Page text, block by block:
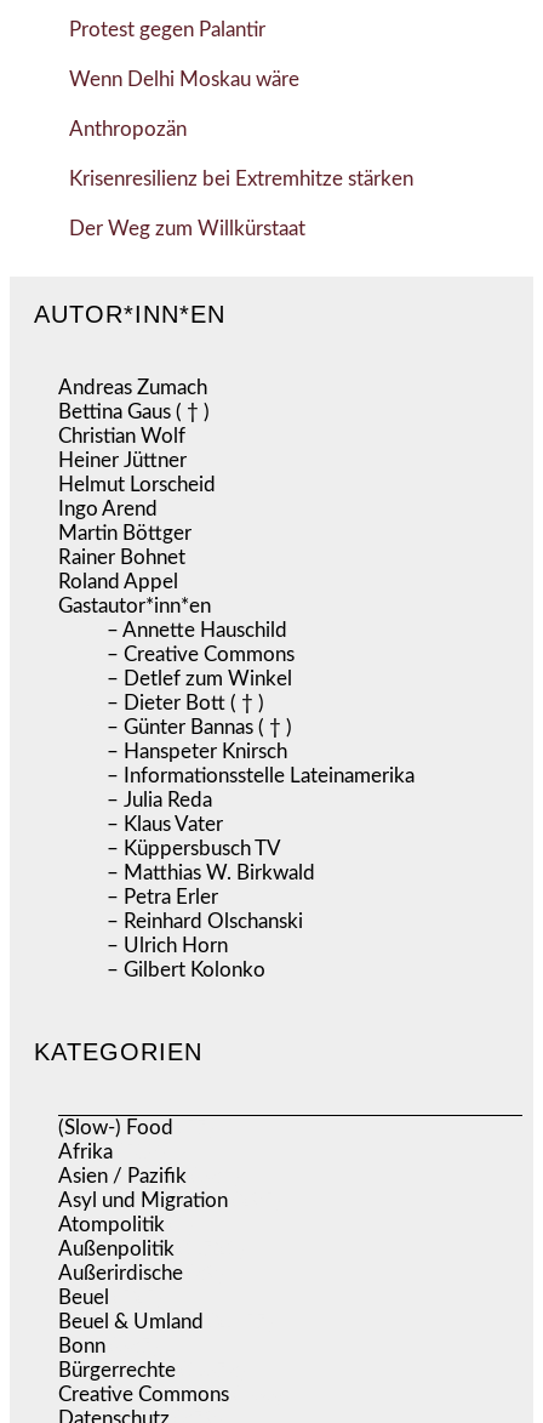
Protest gegen Palantir
Wenn Delhi Moskau wäre
Anthropozän
Krisenresilienz bei Extremhitze stärken
Der Weg zum Willkürstaat
AUTOR*INN*EN
Andreas Zumach
Bettina Gaus ( † )
Christian Wolf
Heiner Jüttner
Helmut Lorscheid
Ingo Arend
Martin Böttger
Rainer Bohnet
Roland Appel
Gastautor*inn*en
– Annette Hauschild
– Creative Commons
– Detlef zum Winkel
– Dieter Bott ( † )
– Günter Bannas ( † )
– Hanspeter Knirsch
– Informationsstelle Lateinamerika
– Julia Reda
– Klaus Vater
– Küppersbusch TV
– Matthias W. Birkwald
– Petra Erler
– Reinhard Olschanski
– Ulrich Horn
– Gilbert Kolonko
KATEGORIEN
(Slow-) Food
Afrika
Asien / Pazifik
Asyl und Migration
Atompolitik
Außenpolitik
Außerirdische
Beuel
Beuel & Umland
Bonn
Bürgerrechte
Creative Commons
Datenschutz